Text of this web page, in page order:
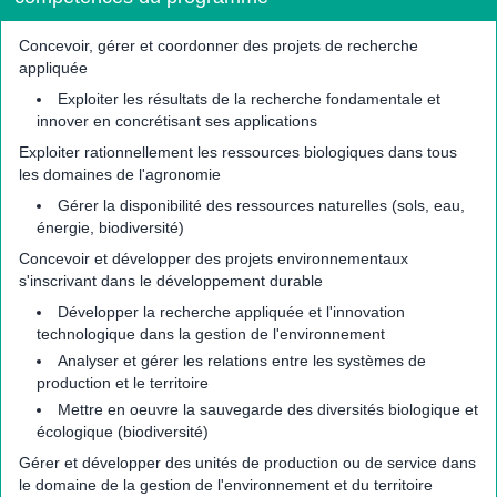
Concevoir, gérer et coordonner des projets de recherche
appliquée
Exploiter les résultats de la recherche fondamentale et
innover en concrétisant ses applications
Exploiter rationnellement les ressources biologiques dans tous
les domaines de l'agronomie
Gérer la disponibilité des ressources naturelles (sols, eau,
énergie, biodiversité)
Concevoir et développer des projets environnementaux
s'inscrivant dans le développement durable
Développer la recherche appliquée et l'innovation
technologique dans la gestion de l'environnement
Analyser et gérer les relations entre les systèmes de
production et le territoire
Mettre en oeuvre la sauvegarde des diversités biologique et
écologique (biodiversité)
Gérer et développer des unités de production ou de service dans
le domaine de la gestion de l'environnement et du territoire